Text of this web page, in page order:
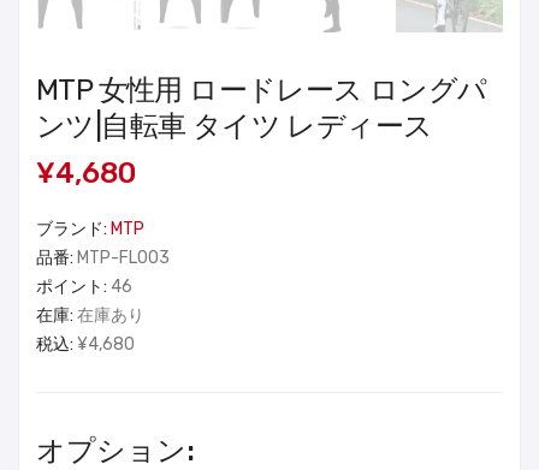
MTP 女性用 ロードレース ロングパ
ンツ|自転車 タイツ レディース
¥4,680
ブランド: MTP
品番: MTP-FL003
ポイント: 46
在庫: 在庫あり
税込: ¥4,680
オプション: